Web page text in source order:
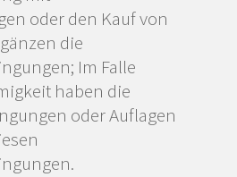
oder den Kauf von
die
Im Falle
haben die
oder Auflagen